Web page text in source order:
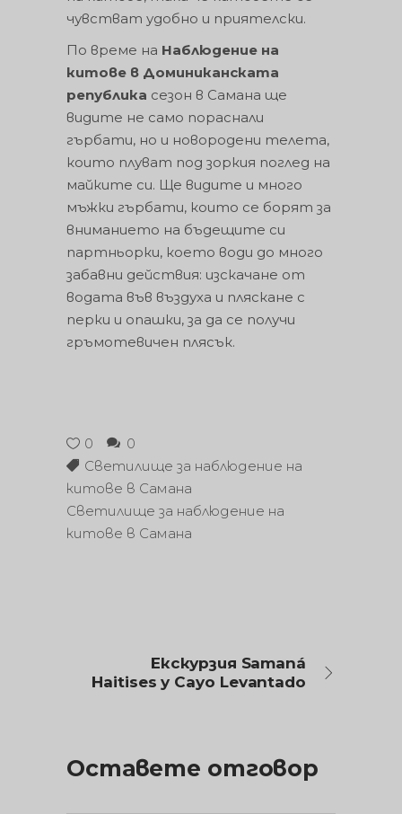
чувстват удобно и приятелски.
По време на Наблюдение на
китове в Доминиканската
република сезон в Самана ще
видите не само пораснали
гърбати, но и новородени телета,
които плуват под зоркия поглед на
майките си. Ще видите и много
мъжки гърбати, които се борят за
вниманието на бъдещите си
партньорки, което води до много
забавни действия: изскачане от
водата във въздуха и пляскане с
перки и опашки, за да се получи
гръмотевичен плясък.
0
0
Светилище за наблюдение на
китове в Самана
Светилище за наблюдение на
китове в Самана
Екскурзия Samaná
Haitises y Cayo Levantado
Оставете отговор